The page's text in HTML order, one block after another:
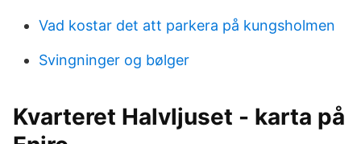
Vad kostar det att parkera på kungsholmen
Svingninger og bølger
Kvarteret Halvljuset - karta på